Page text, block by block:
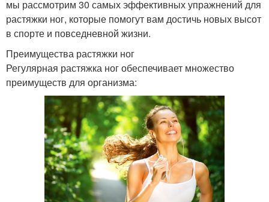
мы рассмотрим 30 самых эффективных упражнений для
растяжки ног, которые помогут вам достичь новых высот
в спорте и повседневной жизни.
Преимущества растяжки ног
Регулярная растяжка ног обеспечивает множество
преимуществ для организма: